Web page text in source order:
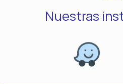
Nuestras